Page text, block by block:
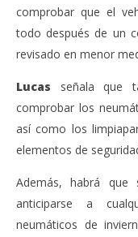
comprobar que el
todo después de un
revisado en menor
Lucas señala que
comprobar los
así como los
elementos de
Además, habrá
anticiparse a
neumáticos de